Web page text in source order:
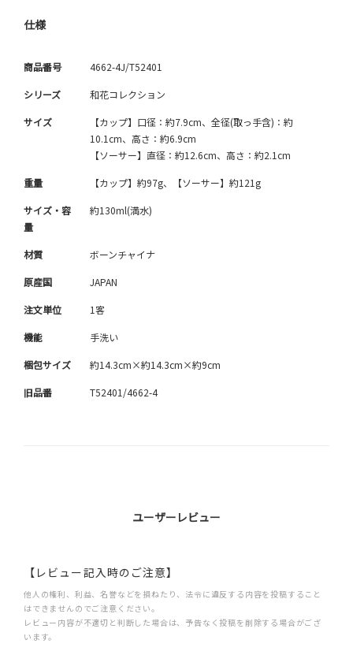
仕様
商品番号 4662-4J/T52401
シリーズ 和花コレクション
サイズ
【カップ】口径：約7.9cm、全径(取っ手含)：約
10.1cm、高さ：約6.9cm
【ソーサー】直径：約12.6cm、高さ：約2.1cm
重量 【カップ】約97g、【ソーサー】約121g
サイズ・容
量
約130ml(満水)
材質 ボーンチャイナ
原産国 JAPAN
注文単位 1客
機能 手洗い
梱包サイズ 約14.3cm×約14.3cm×約9cm
旧品番 T52401/4662-4
ユーザーレビュー
【レビュー記入時のご注意】
他人の権利、利益、名誉などを損ねたり、法令に違反する内容を投稿すること
はできませんのでご注意ください。
レビュー内容が不適切と判断した場合は、予告なく投稿を削除する場合がござ
います。